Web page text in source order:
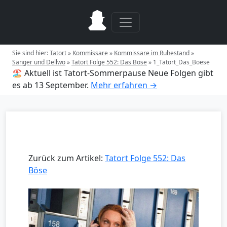
Sie sind hier:Tatort» Kommissare» Kommissare im Ruhestand»
Sänger und Dellwo»Tatort Folge 552: Das Böse» 1_Tatort_Das_Boese
🏖️ Aktuell ist Tatort-Sommerpause Neue Folgen gibt
es ab 13 September. Mehr erfahren →
Zurück zum Artikel: Tatort Folge 552: Das
Böse